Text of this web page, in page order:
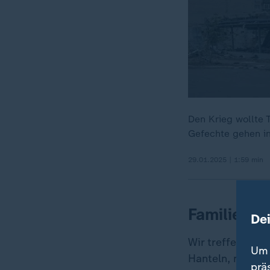
Den Krieg wollte
Gefechte gehen
Wir treffen den
Hanteln,